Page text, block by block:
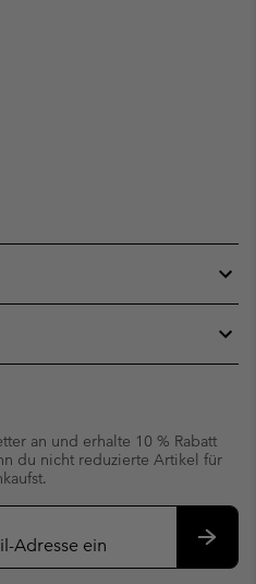
an und erhalte 10 % Rabatt
du nicht reduzierte Artikel für